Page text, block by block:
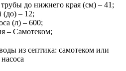
до нижнего края (см) – 41;
(до) – 12;
(л) – 600;
– Самотеком;
из септика: самотеком или